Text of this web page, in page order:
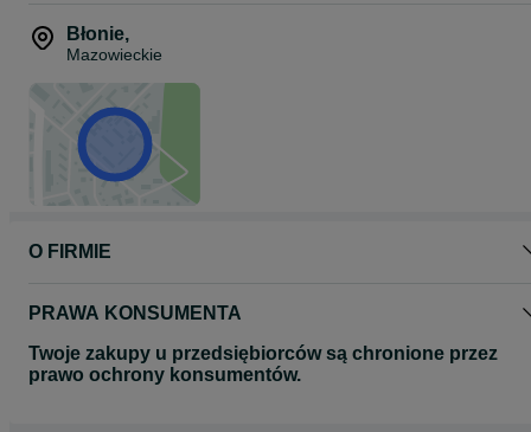
Błonie,
Mazowieckie
O FIRMIE
PRAWA KONSUMENTA
Twoje zakupy u przedsiębiorców są chronione przez
prawo ochrony konsumentów.